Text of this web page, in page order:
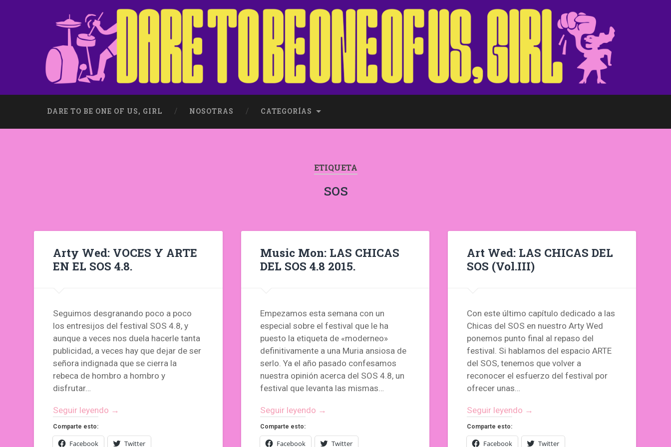
DARE TO BE ONE OF US, GIRL NOSOTRAS CATEGORÍAS
ETIQUETA
sos
Arty Wed: VOCES Y ARTE
EN EL SOS 4.8.
Seguimos desgranando poco a poco
los entresijos del festival SOS 4.8, y
aunque a veces nos duela hacerle tanta
publicidad, a veces hay que dejar de ser
señora indignada que se cierra la
rebeca de hombro a hombro y
disfrutar…
Seguir leyendo →
Comparte esto:
Facebook Twitter
Music Mon: LAS CHICAS
DEL SOS 4.8 2015.
Empezamos esta semana con un
especial sobre el festival que le ha
puesto la etiqueta de «moderneo»
definitivamente a una Muria ansiosa de
serlo. Ya el año pasado confesamos
nuestra opinión acerca del SOS 4.8, un
festival que levanta las mismas…
Seguir leyendo →
Comparte esto:
Facebook Twitter
Art Wed: LAS CHICAS DEL
SOS (Vol.III)
Con este último capítulo dedicado a las
Chicas del SOS en nuestro Arty Wed
ponemos punto final al repaso del
festival. Si hablamos del espacio ARTE
del SOS, tenemos que volver a
reconocer el esfuerzo del festival por
ofrecer unas…
Seguir leyendo →
Comparte esto:
Facebook Twitter